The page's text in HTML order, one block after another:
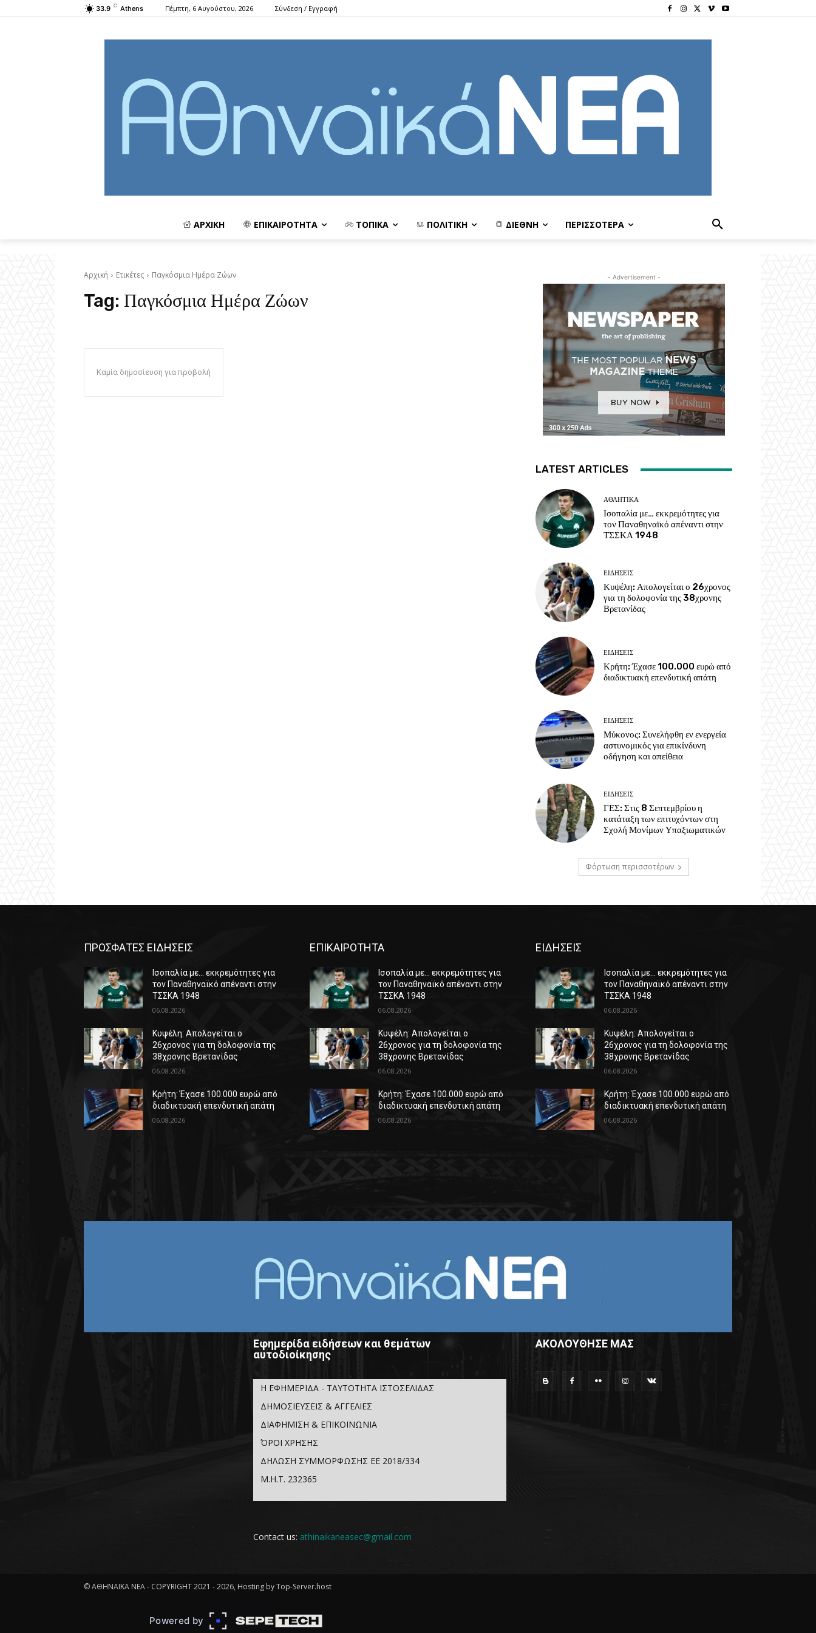
33.9 C Athens Πέμπτη, 6 Αυγούστου, 2026 Σύνδεση / Εγγραφή
ΑΡΧΙΚΗ ΕΠΙΚΑΙΡΟΤΗΤΑ ΤΟΠΙΚΑ ΠΟΛΙΤΙΚΗ ΔΙΕΘΝΗ ΠΕΡΙΣΣΟΤΕΡΑ
Αρχική Ετικέτες Παγκόσμια Ημέρα Ζώων
Tag: Παγκόσμια Ημέρα Ζώων
Καμία δημοσίευση για προβολή
- Advertisement -
LATEST ARTICLES
ΑΘΛΗΤΙΚΑ
Ισοπαλία με… εκκρεμότητες για
τον Παναθηναϊκό απέναντι στην
ΤΣΣΚΑ 1948
ΕΙΔΗΣΕΙΣ
Κυψέλη: Απολογείται ο 26χρονος
για τη δολοφονία της 38χρονης
Βρετανίδας
ΕΙΔΗΣΕΙΣ
Κρήτη: Έχασε 100.000 ευρώ από
διαδικτυακή επενδυτική απάτη
ΕΙΔΗΣΕΙΣ
Μύκονος: Συνελήφθη εν ενεργεία
αστυνομικός για επικίνδυνη
οδήγηση και απείθεια
ΕΙΔΗΣΕΙΣ
ΓΕΣ: Στις 8 Σεπτεμβρίου η
κατάταξη των επιτυχόντων στη
Σχολή Μονίμων Υπαξιωματικών
Φόρτωση περισσοτέρων
ΠΡΟΣΦΑΤΕΣ ΕΙΔΗΣΕΙΣ
Ισοπαλία με… εκκρεμότητες για
τον Παναθηναϊκό απέναντι στην
ΤΣΣΚΑ 1948
06.08.2026
Κυψέλη: Απολογείται ο
26χρονος για τη δολοφονία της
38χρονης Βρετανίδας
06.08.2026
Κρήτη: Έχασε 100.000 ευρώ από
διαδικτυακή επενδυτική απάτη
06.08.2026
ΕΠΙΚΑΙΡΟΤΗΤΑ
Ισοπαλία με… εκκρεμότητες για
τον Παναθηναϊκό απέναντι στην
ΤΣΣΚΑ 1948
06.08.2026
Κυψέλη: Απολογείται ο
26χρονος για τη δολοφονία της
38χρονης Βρετανίδας
06.08.2026
Κρήτη: Έχασε 100.000 ευρώ από
διαδικτυακή επενδυτική απάτη
06.08.2026
ΕΙΔΗΣΕΙΣ
Ισοπαλία με… εκκρεμότητες για
τον Παναθηναϊκό απέναντι στην
ΤΣΣΚΑ 1948
06.08.2026
Κυψέλη: Απολογείται ο
26χρονος για τη δολοφονία της
38χρονης Βρετανίδας
06.08.2026
Κρήτη: Έχασε 100.000 ευρώ από
διαδικτυακή επενδυτική απάτη
06.08.2026
Εφημερίδα ειδήσεων και θεμάτων
αυτοδιοίκησης
Η ΕΦΗΜΕΡΙΔΑ - ΤΑΥΤΟΤΗΤΑ ΙΣΤΟΣΕΛΙΔΑΣ
ΔΗΜΟΣΙΕΥΣΕΙΣ & ΑΓΓΕΛΙΕΣ
ΔΙΑΦΗΜΙΣΗ & ΕΠΙΚΟΙΝΩΝΙΑ
ΌΡΟΙ ΧΡΗΣΗΣ
ΔΗΛΩΣΗ ΣΥΜΜΟΡΦΩΣΗΣ ΕΕ 2018/334
Μ.Η.Τ. 232365
Contact us: athinaikaneasec@gmail.com
ΑΚΟΛΟΥΘΗΣΕ ΜΑΣ
© ΑΘΗΝΑΪΚΑ ΝΕΑ - COPYRIGHT 2021 - 2026, Hosting by Top-Server.host
Powered by